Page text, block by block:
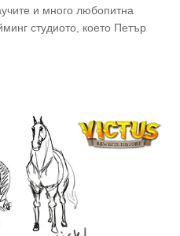
и много любопитна
студиото, което Петър